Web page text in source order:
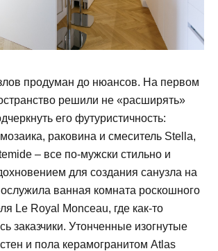
продуман до нюансов. На первом
решили не «расширять»
его футуристичность:
раковина и смеситель Stella,
– все по-мужски стильно и
для создания санузла на
ванная комната роскошного
Le Royal Monceаu, где как-то
заказчики. Утонченные изогнутые
и пола керамогранитом Atlas